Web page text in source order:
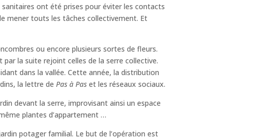
ont été prises pour éviter les contacts
mener touts les tâches collectivement. Et
ou encore plusieurs sortes de fleurs.
la suite rejoint celles de la serre collective.
dans la vallée. Cette année, la distribution
la lettre dePas à Pas et les réseaux sociaux.
devant la serre, improvisant ainsi un espace
plantes d’appartement …
potager familial. Le but de l’opération est